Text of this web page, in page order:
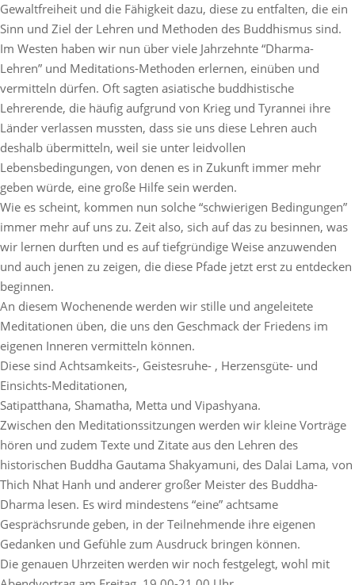
Gewaltfreiheit und die Fähigkeit dazu, diese zu entfalten, die ein
Sinn und Ziel der Lehren und Methoden des Buddhismus sind.
Im Westen haben wir nun über viele Jahrzehnte “Dharma-
Lehren” und Meditations-Methoden erlernen, einüben und
vermitteln dürfen. Oft sagten asiatische buddhistische
Lehrerende, die häufig aufgrund von Krieg und Tyrannei ihre
Länder verlassen mussten, dass sie uns diese Lehren auch
deshalb übermitteln, weil sie unter leidvollen
Lebensbedingungen, von denen es in Zukunft immer mehr
geben würde, eine große Hilfe sein werden.
Wie es scheint, kommen nun solche “schwierigen Bedingungen”
immer mehr auf uns zu. Zeit also, sich auf das zu besinnen, was
wir lernen durften und es auf tiefgründige Weise anzuwenden
und auch jenen zu zeigen, die diese Pfade jetzt erst zu entdecken
beginnen.
An diesem Wochenende werden wir stille und angeleitete
Meditationen üben, die uns den Geschmack der Friedens im
eigenen Inneren vermitteln können.
Diese sind Achtsamkeits-, Geistesruhe- , Herzensgüte- und
Einsichts-Meditationen,
Satipatthana, Shamatha, Metta und Vipashyana.
Zwischen den Meditationssitzungen werden wir kleine Vorträge
hören und zudem Texte und Zitate aus den Lehren des
historischen Buddha Gautama Shakyamuni, des Dalai Lama, von
Thich Nhat Hanh und anderer großer Meister des Buddha-
Dharma lesen. Es wird mindestens “eine” achtsame
Gesprächsrunde geben, in der Teilnehmende ihre eigenen
Gedanken und Gefühle zum Ausdruck bringen können.
Die genauen Uhrzeiten werden wir noch festgelegt, wohl mit